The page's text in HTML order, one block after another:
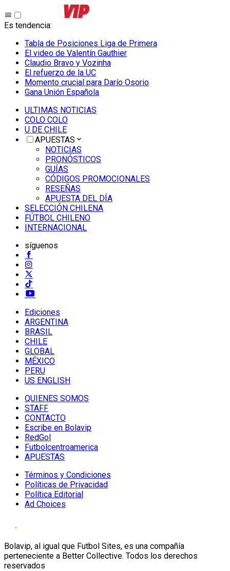
Es tendencia:
Tabla de Posiciones Liga de Primera
El video de Valentín Gauthier
Claudio Bravo y Vozinha
El refuerzo de la UC
Momento crucial para Darío Osorio
Gana Unión Española
ULTIMAS NOTICIAS
COLO COLO
U DE CHILE
APUESTAS
NOTICIAS
PRONÓSTICOS
GUÍAS
CÓDIGOS PROMOCIONALES
RESEÑAS
APUESTA DEL DÍA
SELECCIÓN CHILENA
FÚTBOL CHILENO
INTERNACIONAL
síguenos
Ediciones
ARGENTINA
BRASIL
CHILE
GLOBAL
MÉXICO
PERU
US ENGLISH
QUIENES SOMOS
STAFF
CONTACTO
Escribe en Bolavip
RedGol
Futbolcentroamerica
APUESTAS
Términos y Condiciones
Políticas de Privacidad
Política Editorial
Ad Choices
Bolavip, al igual que Futbol Sites, es una compañía
perteneciente a Better Collective. Todos los derechos
reservados